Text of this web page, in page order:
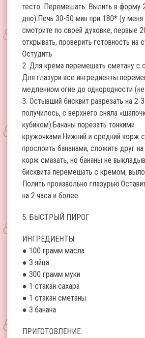
тесто. Перемешать. Вылить в форму
дно).Печь 30-50 мин при 180* (у меня
смотрите по своей духовке, первые
открывать, проверить готовность на
Остудить.
2. Для крема перемешать сметану с
Для глазури все ингредиенты
медленном огне до однородности
3. Остывший бисквит разрезать на 2-
получилось, с верхнего сняла
кубиком).Бананы порезать тонкими
кружочками.Нижний и средний корж
прослоить бананами, сложить друг
корж смазать, но бананы не
бисквита перемешать с кремом,
Полить произвольно
на 2 часа и более.
5. БЫСТРЫЙ ПИРОГ
ИНГРЕДИЕНТЫ:
● 100 грамм масла
● 3 яйца
● 300 грамм муки
● 1 стакан сахара
● 1 стакан сметаны
● 3 банана
ПРИГОТОВЛЕНИЕ: